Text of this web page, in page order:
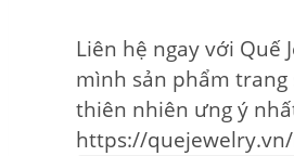
Liên hệ ngay với Quế
mình sản phẩm
thiên nhiên ưng ý
https://